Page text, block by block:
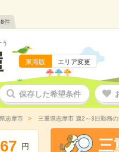
件
東海版 エリア変更
保存した希望条件
志摩市 三重県志摩市 週2～3日勤務
67 円 三